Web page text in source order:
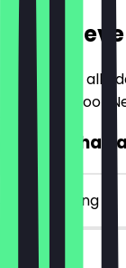
Hier vind je alle
aanbiedt voor
2voor1
~€ 13 korting
90 dagen